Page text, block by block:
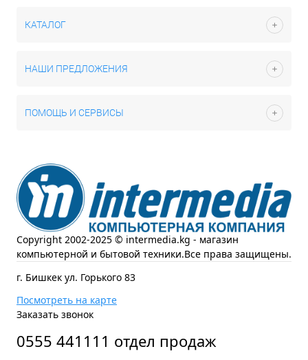
КАТАЛОГ
НАШИ ПРЕДЛОЖЕНИЯ
ПОМОЩЬ И СЕРВИСЫ
Copyright 2002-2025 © intermedia.kg - магазин
компьютерной и бытовой техники.Все права защищены.
г. Бишкек ул. Горького 83
Посмотреть на карте
Заказать звонок
0555 441111 отдел продаж